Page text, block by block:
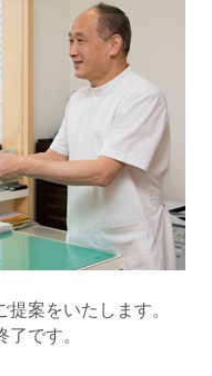
案をいたします。
です。